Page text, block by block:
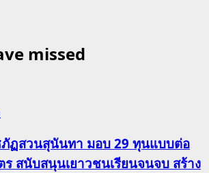
missed
ฏสวนสุนันทา มอบ 29 ทุนแบบต่อ
ร สนับสนุนเยาวชนเรียนจนจบ สร้าง